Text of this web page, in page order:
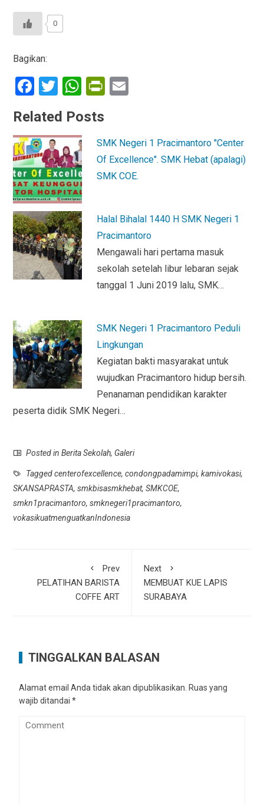
0
Bagikan:
F
ce
b
o
o
k
T
wi
tt
er
W
at
s
A
p
p
Pr
ri
e
n
y
Related Posts
SMK Negeri 1 Pracimantoro "Center
Of Excellence". SMK Hebat (apalagi)
SMK COE.
Halal Bihalal 1440 H SMK Negeri 1
Pracimantoro
Mengawali hari pertama masuk
sekolah setelah libur lebaran sejak
tanggal 1 Juni 2019 lalu, SMK…
SMK Negeri 1 Pracimantoro Peduli
Lingkungan
Kegiatan bakti masyarakat untuk
wujudkan Pracimantoro hidup bersih.
Penanaman pendidikan karakter
peserta didik SMK Negeri…
Posted inBerita Sekolah, Galeri
Taggedcenterofexcellence,condongpadamimpi,kamivokasi,
SKANSAPRASTA,smkbisasmkhebat,SMKCOE,
smkn1pracimantoro,smknegeri1pracimantoro,
vokasikuatmenguatkanIndonesia
Prev
PELATIHAN BARISTA
COFFE ART
Next
MEMBUAT KUE LAPIS
SURABAYA
TINGGALKAN BALASAN
Alamat email Anda tidak akan dipublikasikan. Ruas yang
wajib ditandai*